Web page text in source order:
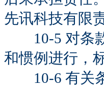
先讯科技有限
10-5 对条款
和惯例进行，
10-6 有关条